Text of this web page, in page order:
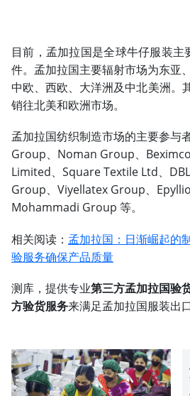
目前，孟加拉国是全球牛仔服装
件。孟加拉国主要辐射市场为东亚
中欧、西欧、大洋洲及中北美洲。
销往北美和欧洲市场。
孟加拉国纺织制造市场的主要参与
Group、Noman Group、
Limited、Square Textile Ltd、
Group、Viyellatex Group、
Mohammadi Group 等。
相关阅读： 孟加拉国：日渐崛起的
验服务确保产品质量
测库，提供专业第三方孟加拉国验
方验货服务来满足孟加拉国服装出